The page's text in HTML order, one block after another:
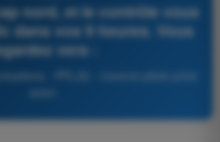
nord, et le contrôle vous
dans vos 9 heures. Vous
vers :